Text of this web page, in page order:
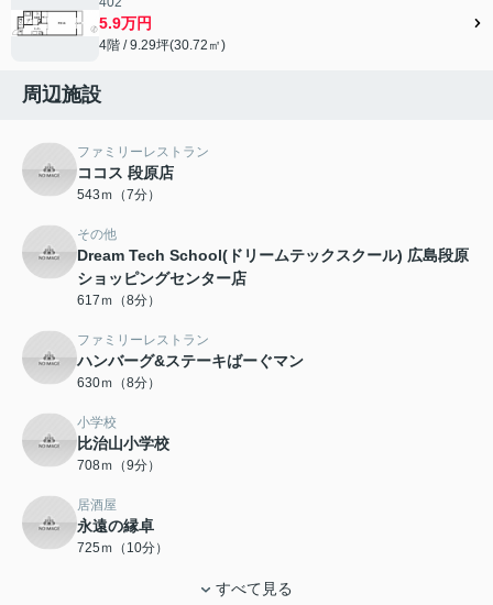
5.9万円
4階 / 9.29坪(30.72㎡)
周辺施設
ファミリーレストラン
ココス 段原店
543ｍ（7分）
その他
Dream Tech School(ドリームテックスクール) 広島段原
ショッピングセンター店
617ｍ（8分）
ファミリーレストラン
ハンバーグ&ステーキばーぐマン
630ｍ（8分）
小学校
比治山小学校
708ｍ（9分）
居酒屋
永遠の縁卓
725ｍ（10分）
すべて見る